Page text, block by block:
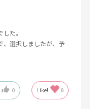
た。
、選択しましたが、予
0 Like! 0